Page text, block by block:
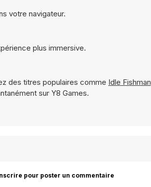
votre navigateur.
plus immersive.
des titres populaires comme Idle Fishman
sur Y8 Games.
pour poster un commentaire